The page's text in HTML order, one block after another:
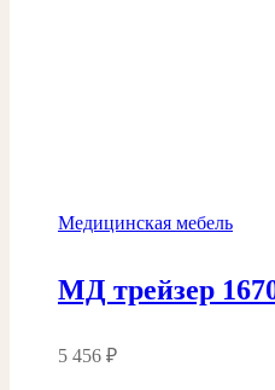
Медицинская мебель
МД трейзер
5 456 ₽